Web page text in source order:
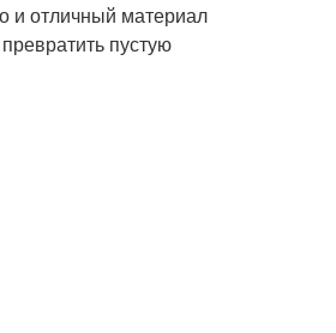
и отличный материал
пустую